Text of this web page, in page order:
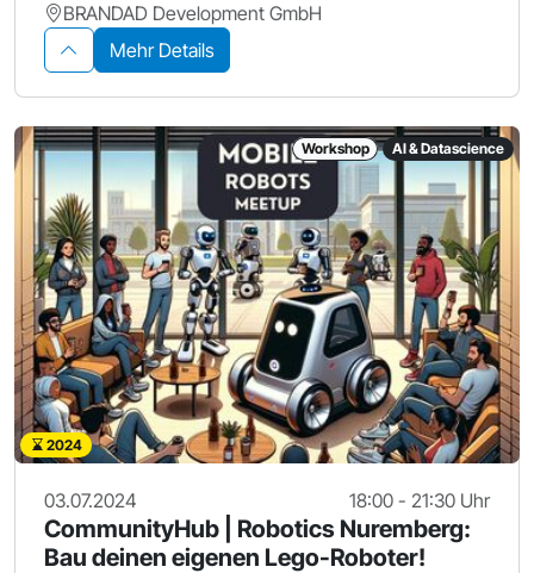
BRANDAD Development GmbH
Mehr Details
Workshop AI & Datascience
2024
03.07.2024 18:00 - 21:30 Uhr
CommunityHub | Robotics Nuremberg:
Bau deinen eigenen Lego-Roboter!